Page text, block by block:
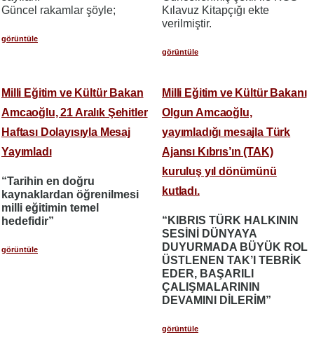
Güncel rakamlar şöyle;
görüntüle
Kılavuz Kitapçığı ekte
verilmiştir.
görüntüle
Milli Eğitim ve Kültür Bakan
Amcaoğlu, 21 Aralık Şehitler
Haftası Dolayısıyla Mesaj
Yayımladı
“Tarihin en doğru
kaynaklardan öğrenilmesi
milli eğitimin temel
hedefidir”
görüntüle
Milli Eğitim ve Kültür Bakanı
Olgun Amcaoğlu,
yayımladığı mesajla Türk
Ajansı Kıbrıs’ın (TAK)
kuruluş yıl dönümünü
kutladı.
“KIBRIS TÜRK HALKININ
SESİNİ DÜNYAYA
DUYURMADA BÜYÜK ROL
ÜSTLENEN TAK’I TEBRİK
EDER, BAŞARILI
ÇALIŞMALARININ
DEVAMINI DİLERİM”
görüntüle